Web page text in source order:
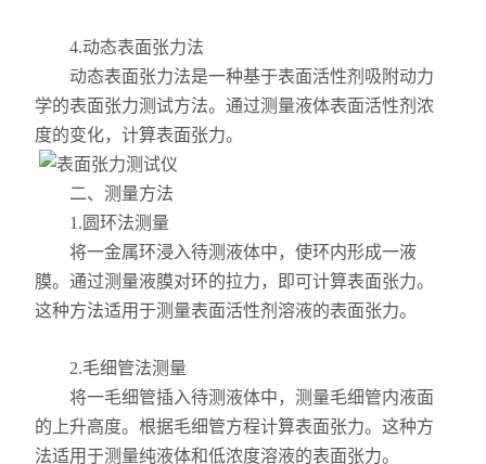
X荧光光谱XRF能量色散型
透反射率测量仪
等离子清洗机
代理产品
光学显微镜
表面/界面性能测定仪
4.动态表面张力法
动态表面张力法是一种基于表面活性剂吸附动力
学的表面张力测试方法。通过测量液体表面活性剂浓
度的变化，计算表面张力。
二、测量方法
1.圆环法测量
将一金属环浸入待测液体中，使环内形成一液
膜。通过测量液膜对环的拉力，即可计算表面张力。
这种方法适用于测量表面活性剂溶液的表面张力。
2.毛细管法测量
将一毛细管插入待测液体中，测量毛细管内液面
的上升高度。根据毛细管方程计算表面张力。这种方
法适用于测量纯液体和低浓度溶液的表面张力。